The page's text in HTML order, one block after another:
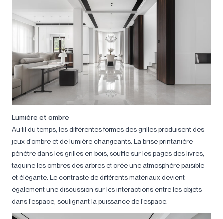
Lumière et ombre
Au fil du temps, les différentes formes des grilles produisent des
jeux d'ombre et de lumière changeants. La brise printanière
pénètre dans les grilles en bois, souffle sur les pages des livres,
taquine les ombres des arbres et crée une atmosphère paisible
et élégante. Le contraste de différents matériaux devient
également une discussion sur les interactions entre les objets
dans l'espace, soulignant la puissance de l'espace.